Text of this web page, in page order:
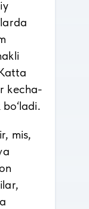
kecha-
mis,